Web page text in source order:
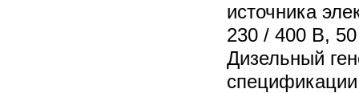
источника
230 / 400 В,
Дизельный